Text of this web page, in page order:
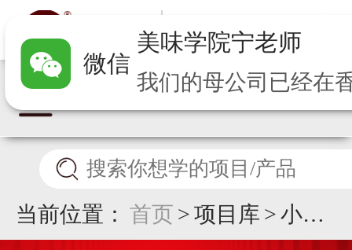
当前位置： 首页 >项目库 >小蛋
微信
美味学院宁老师